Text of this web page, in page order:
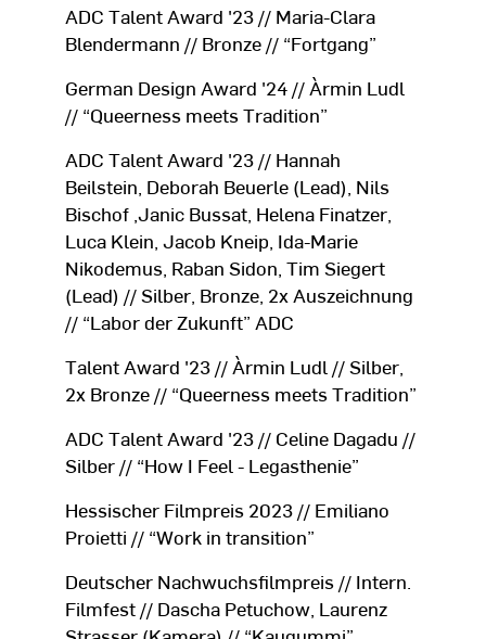
ADC Talent Award '23 // Maria-Clara
Blendermann // Bronze // “Fortgang”
German Design Award '24 // Àrmin Ludl
// “Queerness meets Tradition”
ADC Talent Award '23 // Hannah
Beilstein, Deborah Beuerle (Lead), Nils
Bischof ,Janic Bussat, Helena Finatzer,
Luca Klein, Jacob Kneip, Ida-Marie
Nikodemus, Raban Sidon, Tim Siegert
(Lead) // Silber, Bronze, 2x Auszeichnung
// “Labor der Zukunft” ADC
Talent Award '23 // Àrmin Ludl // Silber,
2x Bronze // “Queerness meets Tradition”
ADC Talent Award '23 // Celine Dagadu //
Silber // “How I Feel - Legasthenie”
Hessischer Filmpreis 2023 // Emiliano
Proietti // “Work in transition”
Deutscher Nachwuchsfilmpreis // Intern.
Filmfest // Dascha Petuchow, Laurenz